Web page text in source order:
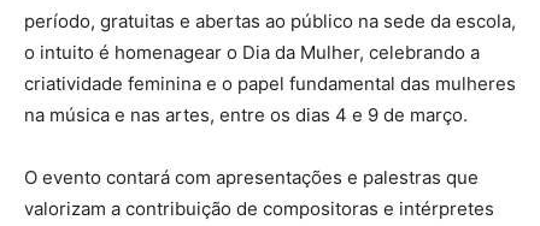
período, gratuitas e abertas ao público na sede da escola,
o intuito é homenagear o Dia da Mulher, celebrando a
criatividade feminina e o papel fundamental das mulheres
na música e nas artes, entre os dias 4 e 9 de março.
O evento contará com apresentações e palestras que
valorizam a contribuição de compositoras e intérpretes